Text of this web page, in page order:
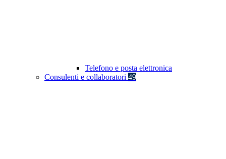
Telefono e posta elettronica
Consulenti e collaboratori 49